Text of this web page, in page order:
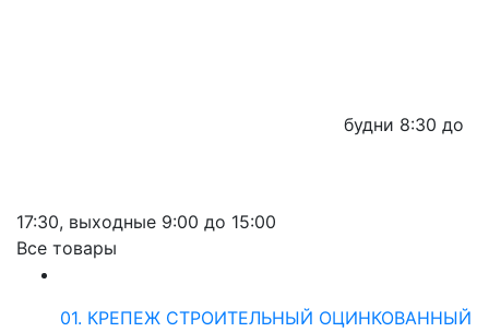
будни 8:30 до
17:30, выходные 9:00 до 15:00
Все товары
01. КРЕПЕЖ СТРОИТЕЛЬНЫЙ ОЦИНКОВАННЫЙ